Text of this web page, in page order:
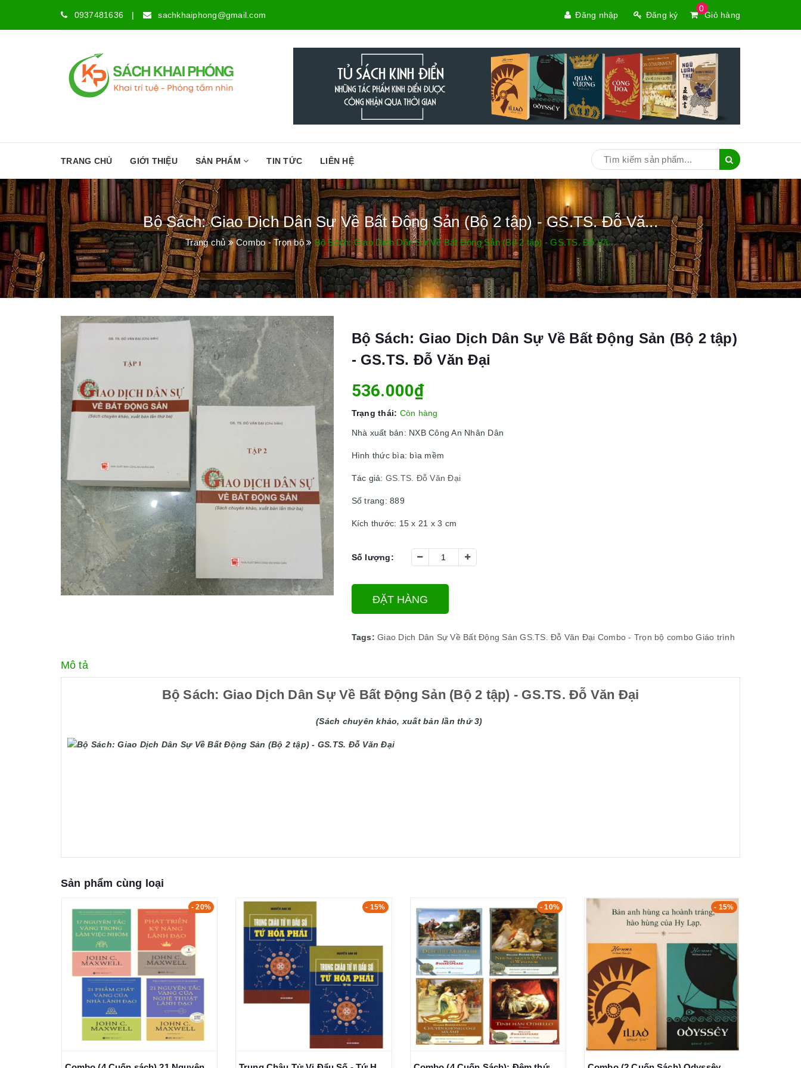
0937481636 | sachkhaiphong@gmail.com
0
Giỏ hàng
Đăng nhập Đăng ký
TRANG CHỦ GIỚI THIỆU SẢN PHẨM TIN TỨC LIÊN HỆ
Bộ Sách: Giao Dịch Dân Sự Về Bất Động Sản (Bộ 2 tập) - GS.TS. Đỗ Vă...
Trang chủ Combo - Trọn bộ Bộ Sách: Giao Dịch Dân Sự Về Bất Động Sản (Bộ 2 tập) - GS.TS. Đỗ Vă...
Bộ Sách: Giao Dịch Dân Sự Về Bất Động Sản (Bộ 2 tập)
- GS.TS. Đỗ Văn Đại
536.000₫
Trạng thái: Còn hàng
Nhà xuất bản: NXB Công An Nhân Dân
Hình thức bìa: bìa mềm
Tác giả: GS.TS. Đỗ Văn Đại
Số trang: 889
Kích thước: 15 x 21 x 3 cm
Số lượng:
ĐẶT HÀNG
Tags: Giao Dịch Dân Sự Về Bất Động Sản GS.TS. Đỗ Văn Đại Combo - Trọn bộ combo Giáo trình
Mô tả
Bộ Sách: Giao Dịch Dân Sự Về Bất Động Sản (Bộ 2 tập) - GS.TS. Đỗ Văn Đại
(Sách chuyên khảo, xuất bản lần thứ 3)
Sản phẩm cùng loại
- 15% - 10% - 15% - 15%